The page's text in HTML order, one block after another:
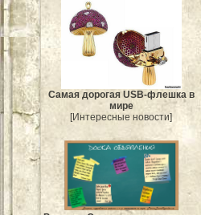
Самая дорогая USB-флешка в
мире
[Интересные новости]